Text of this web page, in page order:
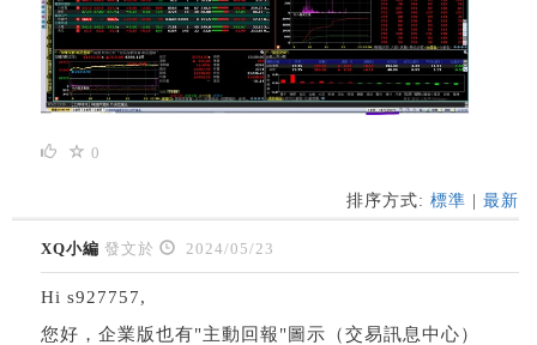
0
排序方式: 標準 最新
XQ小編 發文於 2024/05/23
Hi s927757,
您好，企業版也有"主動回報"圖示（交易訊息中心）